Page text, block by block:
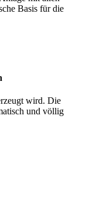
Basis für die
wird. Die
und völlig